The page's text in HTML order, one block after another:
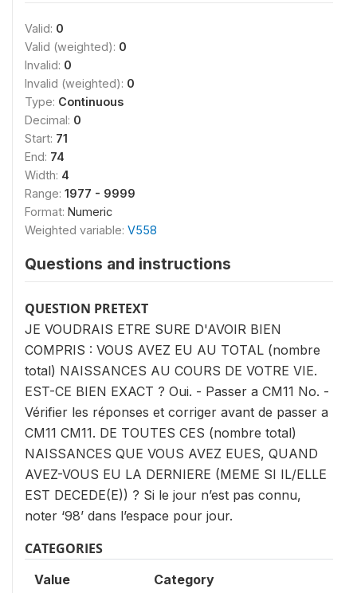
Valid: 0
Valid (weighted): 0
Invalid: 0
Invalid (weighted): 0
Type: Continuous
Decimal: 0
Start: 71
End: 74
Width: 4
Range: 1977 - 9999
Format: Numeric
Weighted variable: V558
Questions and instructions
QUESTION PRETEXT
JE VOUDRAIS ETRE SURE D'AVOIR BIEN
COMPRIS : VOUS AVEZ EU AU TOTAL (nombre
total) NAISSANCES AU COURS DE VOTRE VIE.
EST-CE BIEN EXACT ? Oui. - Passer a CM11 No. -
Vérifier les réponses et corriger avant de passer a
CM11 CM11. DE TOUTES CES (nombre total)
NAISSANCES QUE VOUS AVEZ EUES, QUAND
AVEZ-VOUS EU LA DERNIERE (MEME SI IL/ELLE
EST DECEDE(E)) ? Si le jour n’est pas connu,
noter ‘98’ dans l’espace pour jour.
CATEGORIES
Value Category